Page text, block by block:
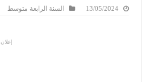
13/05/2024 السنة الرابعة متوسط
إعلان